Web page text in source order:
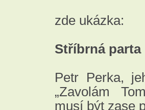
zde ukázka:
Stříbrná
Petr Perka,
„Zavolám
musí být zase